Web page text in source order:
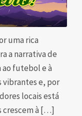
uma rica
a narrativa de
ao futebol e à
vibrantes e, por
locais está
crescem à […]